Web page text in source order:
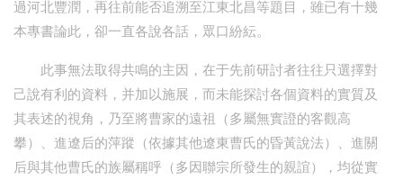
過河北豐潤，再往前能否追溯至江東北昌等題目，雖已有十幾
本專書論此，卻一直各說各話，眾口紛紜。
此事無法取得共鳴的主因，在于先前研討者往往只選擇對
己說有利的資料，并加以施展，而未能探討各個資料的實質及
其表述的視角，乃至將曹家的遠祖（多屬無實證的客觀高
攀）、進遼后的萍蹤（依據其他遼東曹氏的昏黃說法）、進關
后與其他曹氏的族屬稱呼（多因聯宗所發生的親誼），均從實